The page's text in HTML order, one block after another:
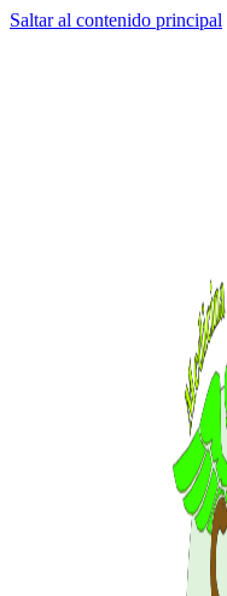
Saltar al contenido principal